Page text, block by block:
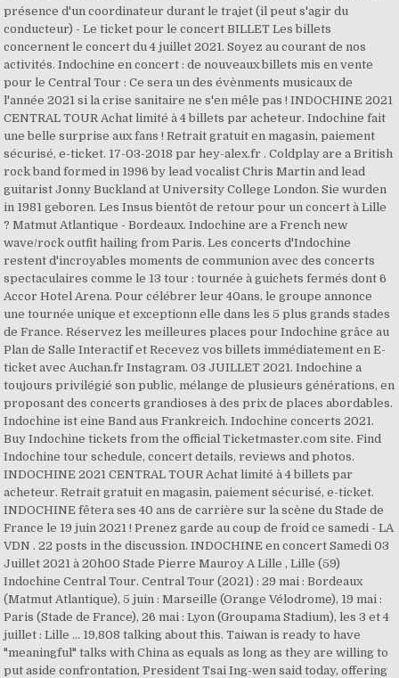
présence d'un coordinateur durant le trajet (il peut s'agir du
conducteur) - Le ticket pour le concert BILLET Les billets
concernent le concert du 4 juillet 2021. Soyez au courant de nos
activités. Indochine en concert : de nouveaux billets mis en vente
pour le Central Tour : Ce sera un des évènments musicaux de
l'année 2021 si la crise sanitaire ne s'en mêle pas ! INDOCHINE 2021
CENTRAL TOUR Achat limité à 4 billets par acheteur. Indochine fait
une belle surprise aux fans ! Retrait gratuit en magasin, paiement
sécurisé, e-ticket. 17-03-2018 par hey-alex.fr . Coldplay are a British
rock band formed in 1996 by lead vocalist Chris Martin and lead
guitarist Jonny Buckland at University College London. Sie wurden
in 1981 geboren. Les Insus bientôt de retour pour un concert à Lille
? Matmut Atlantique - Bordeaux. Indochine are a French new
wave/rock outfit hailing from Paris. Les concerts d'Indochine
restent d'incroyables moments de communion avec des concerts
spectaculaires comme le 13 tour : tournée à guichets fermés dont 6
Accor Hotel Arena. Pour célébrer leur 40ans, le groupe annonce
une tournée unique et exceptionn elle dans les 5 plus grands stades
de France. Réservez les meilleures places pour Indochine grâce au
Plan de Salle Interactif et Recevez vos billets immédiatement en E-
ticket avec Auchan.fr Instagram. 03 JUILLET 2021. Indochine a
toujours privilégié son public, mélange de plusieurs générations, en
proposant des concerts grandioses à des prix de places abordables.
Indochine ist eine Band aus Frankreich. Indochine concerts 2021.
Buy Indochine tickets from the official Ticketmaster.com site. Find
Indochine tour schedule, concert details, reviews and photos.
INDOCHINE 2021 CENTRAL TOUR Achat limité à 4 billets par
acheteur. Retrait gratuit en magasin, paiement sécurisé, e-ticket.
INDOCHINE fêtera ses 40 ans de carrière sur la scène du Stade de
France le 19 juin 2021 ! Prenez garde au coup de froid ce samedi - LA
VDN . 22 posts in the discussion. INDOCHINE en concert Samedi 03
Juillet 2021 à 20h00 Stade Pierre Mauroy A Lille , Lille (59)
Indochine Central Tour. Central Tour (2021) : 29 mai : Bordeaux
(Matmut Atlantique), 5 juin : Marseille (Orange Vélodrome), 19 mai :
Paris (Stade de France), 26 mai : Lyon (Groupama Stadium), les 3 et 4
juillet : Lille … 19,808 talking about this. Taiwan is ready to have
"meaningful" talks with China as equals as long as they are willing to
put aside confrontation, President Tsai Ing-wen said today, offering